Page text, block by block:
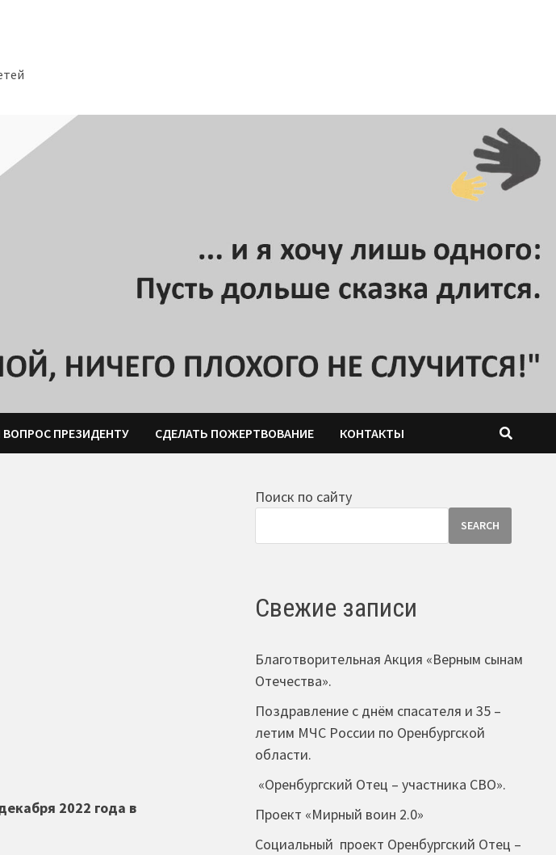
ПРЕЗИДЕНТУ СДЕЛАТЬ ПОЖЕРТВОВАНИЕ КОНТАКТЫ
2022 года в
Поиск по сайту
SEARCH
Свежие записи
Благотворительная Акция «Верным сынам
Отечества».
Поздравление с днём спасателя и 35 –
летим МЧС России по Оренбургской
области.
«Оренбургский Отец – участника СВО».
Проект «Мирный воин 2.0»
Социальный проект Оренбургский Отец –